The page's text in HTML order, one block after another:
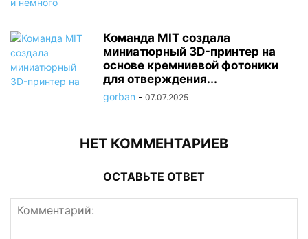
Команда MIT создала
миниатюрный 3D-принтер на
основе кремниевой фотоники
для отверждения...
gorban - 07.07.2025
НЕТ КОММЕНТАРИЕВ
ОСТАВЬТЕ ОТВЕТ